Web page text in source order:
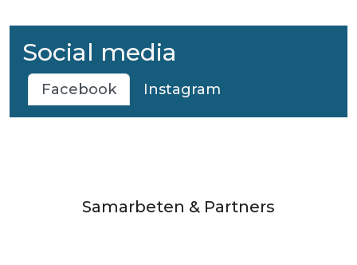
Social media
Facebook Instagram
Samarbeten & Partners